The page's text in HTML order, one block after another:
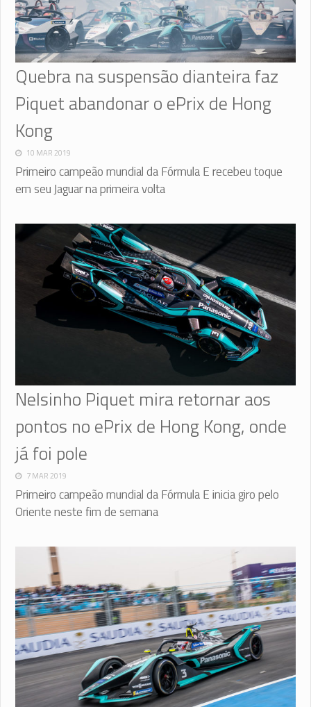
Quebra na suspensão dianteira faz
Piquet abandonar o ePrix de Hong
Kong
10 MAR 2019
Primeiro campeão mundial da Fórmula E recebeu toque
em seu Jaguar na primeira volta
Nelsinho Piquet mira retornar aos
pontos no ePrix de Hong Kong, onde
já foi pole
7 MAR 2019
Primeiro campeão mundial da Fórmula E inicia giro pelo
Oriente neste fim de semana